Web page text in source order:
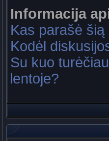
Informacija
Kas parašė
Kodėl
Su kuo
lentoje?